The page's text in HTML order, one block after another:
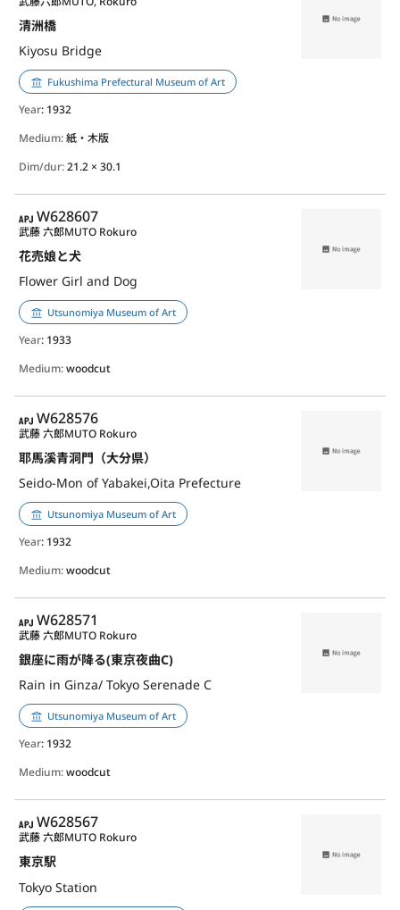
清洲橋
Kiyosu Bridge
Fukushima Prefectural Museum of Art
Year: 1932
Medium:紙・木版
Dim/dur:21.2 × 30.1
APJ
W628607
花売娘と犬
Flower Girl and Dog
武藤 六郎MUTO Rokuro
Utsunomiya Museum of Art
Year: 1933
Medium:woodcut
APJ
W628576
耶馬溪青洞門（大分県）
Seido-Mon of Yabakei,Oita Prefecture
武藤 六郎MUTO Rokuro
Utsunomiya Museum of Art
Year: 1932
Medium:woodcut
APJ
W628571
銀座に雨が降る(東京夜曲C)
Rain in Ginza/ Tokyo Serenade C
武藤 六郎MUTO Rokuro
Utsunomiya Museum of Art
Year: 1932
Medium:woodcut
APJ
W628567
東京駅
Tokyo Station
武藤 六郎MUTO Rokuro